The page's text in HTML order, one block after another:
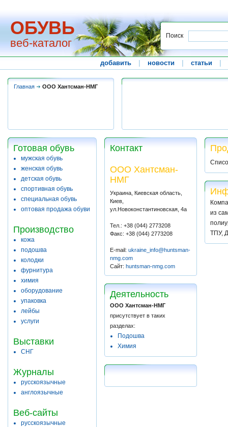
ОБУВЬ
веб-каталог
Поиск
добавить новости статьи
Главная ООО Хантсман-НМГ
Готовая обувь
мужская обувь
женская обувь
детская обувь
спортивная обувь
специальная обувь
оптовая продажа обуви
Производство
кожа
подошва
колодки
фурнитура
химия
оборудование
упаковка
лейбы
услуги
Выставки
СНГ
Журналы
русскоязычные
англоязычные
Веб-сайты
русскоязычные
Контакт
ООО Хантсман-
НМГ
Украина, Киевская область,
Киев,
ул.Новоконстантиновская, 4а
Тел.: +38 (044) 2773208
Факс: +38 (044) 2773208
E-mail: ukraine_info@huntsman-
nmg.com
Сайт: huntsman-nmg.com
Деятельность
ООО Хантсман-НМГ
присутствует в таких
разделах:
Подошва
Химия
из
ТПУ,